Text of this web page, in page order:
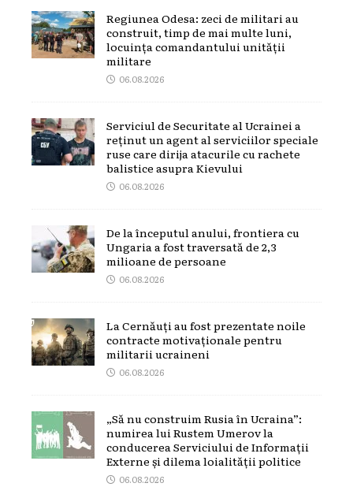
Regiunea Odesa: zeci de militari au
construit, timp de mai multe luni,
locuința comandantului unității
militare
06.08.2026
Serviciul de Securitate al Ucrainei a
reținut un agent al serviciilor speciale
ruse care dirija atacurile cu rachete
balistice asupra Kievului
06.08.2026
De la începutul anului, frontiera cu
Ungaria a fost traversată de 2,3
milioane de persoane
06.08.2026
La Cernăuți au fost prezentate noile
contracte motivaționale pentru
militarii ucraineni
06.08.2026
„Să nu construim Rusia în Ucraina”:
numirea lui Rustem Umerov la
conducerea Serviciului de Informații
Externe și dilema loialității politice
06.08.2026